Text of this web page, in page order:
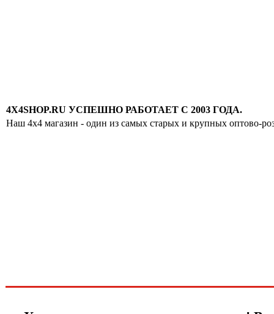
4X4SHOP.RU УСПЕШНО РАБОТАЕТ С 2003 ГОДА.
Наш 4x4 магазин - один из самых старых и крупных оптово-